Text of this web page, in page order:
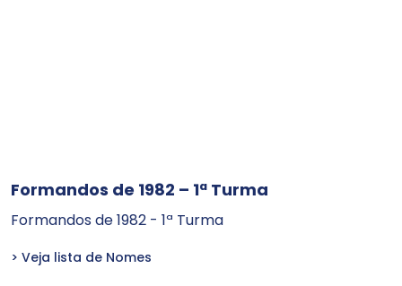
Formandos de 1982 – 1ª Turma
Formandos de 1982 - 1ª Turma
> Veja lista de Nomes